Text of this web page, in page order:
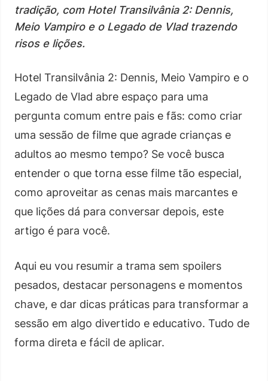
tradição, com Hotel Transilvânia 2: Dennis,
Meio Vampiro e o Legado de Vlad trazendo
risos e lições.
Hotel Transilvânia 2: Dennis, Meio Vampiro e o
Legado de Vlad abre espaço para uma
pergunta comum entre pais e fãs: como criar
uma sessão de filme que agrade crianças e
adultos ao mesmo tempo? Se você busca
entender o que torna esse filme tão especial,
como aproveitar as cenas mais marcantes e
que lições dá para conversar depois, este
artigo é para você.
Aqui eu vou resumir a trama sem spoilers
pesados, destacar personagens e momentos
chave, e dar dicas práticas para transformar a
sessão em algo divertido e educativo. Tudo de
forma direta e fácil de aplicar.